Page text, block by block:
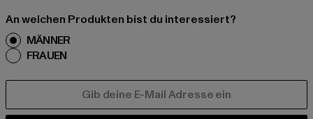
An welchen Produkten bist du interessiert?
MÄNNER
FRAUEN